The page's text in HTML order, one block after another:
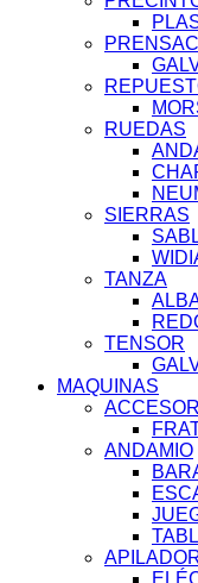
RUEDAS
SIERRAS
TANZA
TENSOR
MAQUINAS
ANDAMIO